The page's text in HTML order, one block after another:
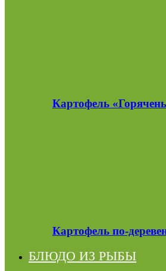
Картофель
Картофель по-
БЛЮДО ИЗ РЫБЫ